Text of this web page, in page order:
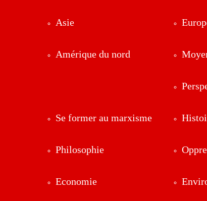
Asie
Amérique du nord
Se former au marxisme
Philosophie
Economie